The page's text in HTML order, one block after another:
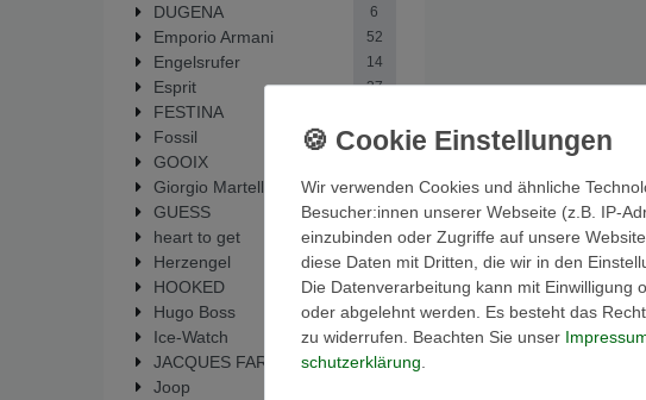
DUGENA 6
Emporio Armani 52
Engelsrufer 14
Esprit 37
FESTINA
Fossil 448
GOOIX
Giorgio Martello 33
GUESS 62
heart to get 19
Herzengel 14
HOOKED 5
Hugo Boss 1
Ice-Watch 1
JACQUES FAREL 6
Joop
Wir verwenden Cookies und ähnliche
Besucher:innen unserer Webseite (z.B. IP-
einzubinden oder Zugriffe auf unsere
diese Daten mit Dritten, die wir in den
Die Datenverarbeitung kann mit
oder abgelehnt werden. Es besteht das
zu widerrufen. Beachten Sie unser
schutz­erklärung